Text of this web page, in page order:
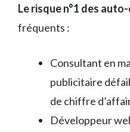
Le risque n°1 des
fréquents :
Consultant en
publicitaire
de chiffre
Développeur